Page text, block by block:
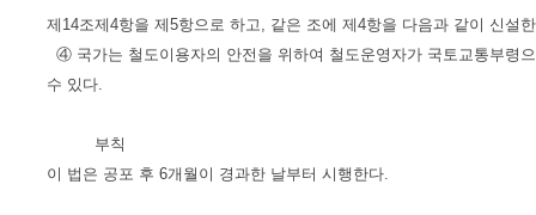
제14조제4항을 제5항으로 하고, 같은 조에 제4항을 다음과 같이 신설
④ 국가는 철도이용자의 안전을 위하여 철도운영자가 국토교통부령
수 있다.
부칙
이 법은 공포 후 6개월이 경과한 날부터 시행한다.